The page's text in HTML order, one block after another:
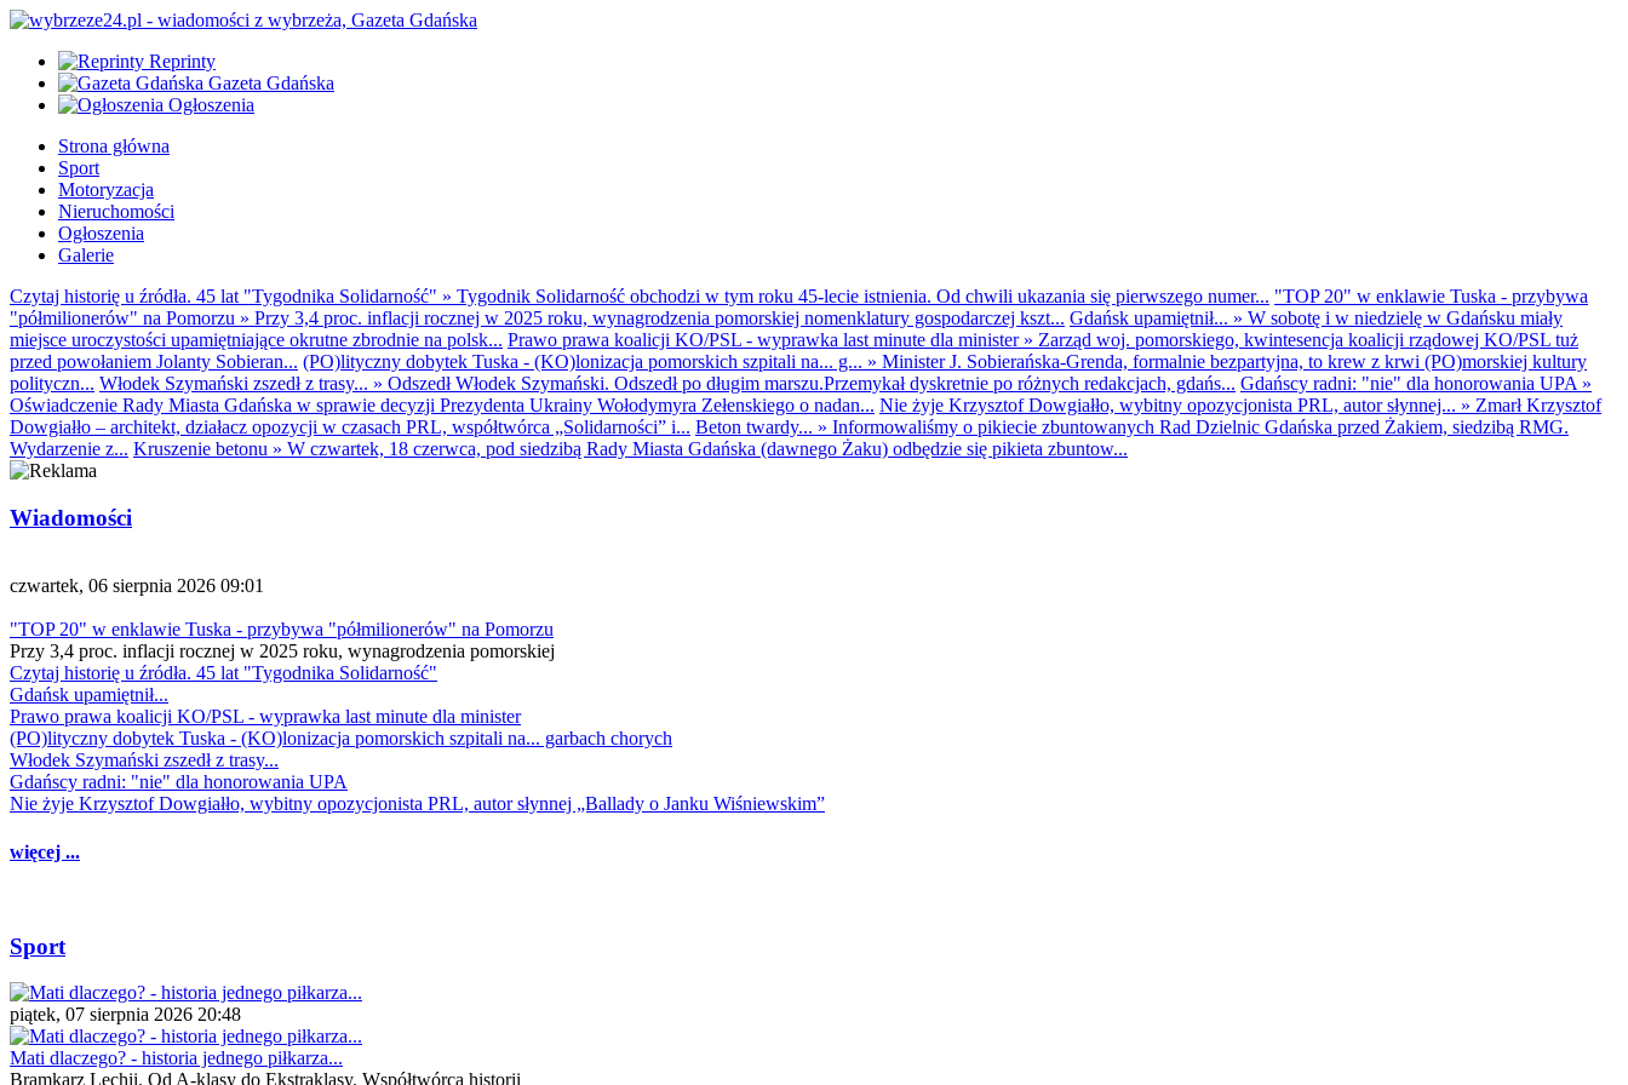
Reprinty
Gazeta Gdańska
Ogłoszenia
Strona główna
Sport
Motoryzacja
Nieruchomości
Ogłoszenia
Galerie
Czytaj historię u źródła. 45 lat "Tygodnika Solidarność" » Tygodnik Solidarność obchodzi w tym roku 45-lecie istnienia. Od chwili ukazania się pierwszego numer... "TOP 20" w enklawie Tuska - przybywa
"półmilionerów" na Pomorzu » Przy 3,4 proc. inflacji rocznej w 2025 roku, wynagrodzenia pomorskiej nomenklatury gospodarczej kszt... Gdańsk upamiętnił... » W sobotę i w niedzielę w Gdańsku miały
miejsce uroczystości upamiętniające okrutne zbrodnie na polsk... Prawo prawa koalicji KO/PSL - wyprawka last minute dla minister» Zarząd woj. pomorskiego, kwintesencja koalicji rządowej KO/PSL tuż
przed powołaniem Jolanty Sobieran... (PO)lityczny dobytek Tuska - (KO)lonizacja pomorskich szpitali na... g... » Minister J. Sobierańska-Grenda, formalnie bezpartyjna, to krew z krwi (PO)morskiej kultury
polityczn... Włodek Szymański zszedł z trasy... » Odszedł Włodek Szymański. Odszedł po długim marszu.Przemykał dyskretnie po różnych redakcjach, gdańs... Gdańscy radni: "nie" dla honorowania UPA »
Oświadczenie Rady Miasta Gdańska w sprawie decyzji Prezydenta Ukrainy Wołodymyra Zełenskiego o nadan... Nie żyje Krzysztof Dowgiałło, wybitny opozycjonista PRL, autor słynnej... » Zmarł Krzysztof
Dowgiałło – architekt, działacz opozycji w czasach PRL, współtwórca „Solidarności” i... Beton twardy... » Informowaliśmy o pikiecie zbuntowanych Rad Dzielnic Gdańska przed Żakiem, siedzibą RMG.
Wydarzenie z... Kruszenie betonu » W czwartek, 18 czerwca, pod siedzibą Rady Miasta Gdańska (dawnego Żaku) odbędzie się pikieta zbuntow...
Wiadomości
czwartek, 06 sierpnia 2026 09:01
"TOP 20" w enklawie Tuska - przybywa "półmilionerów" na Pomorzu
Przy 3,4 proc. inflacji rocznej w 2025 roku, wynagrodzenia pomorskiej
Czytaj historię u źródła. 45 lat "Tygodnika Solidarność"
Gdańsk upamiętnił...
Prawo prawa koalicji KO/PSL - wyprawka last minute dla minister
(PO)lityczny dobytek Tuska - (KO)lonizacja pomorskich szpitali na... garbach chorych
Włodek Szymański zszedł z trasy...
Gdańscy radni: "nie" dla honorowania UPA
Nie żyje Krzysztof Dowgiałło, wybitny opozycjonista PRL, autor słynnej „Ballady o Janku Wiśniewskim”
więcej ...
Sport
piątek, 07 sierpnia 2026 20:48
Mati dlaczego? - historia jednego piłkarza...
Bramkarz Lechii. Od A-klasy do Ekstraklasy. Współtwórca historii